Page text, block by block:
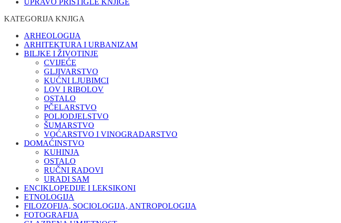
UPRAVO PRISTIGLE KNJIGE
KATEGORIJA KNJIGA
ARHEOLOGIJA
ARHITEKTURA I URBANIZAM
BILJKE I ŽIVOTINJE
CVIJEĆE
GLJIVARSTVO
KUĆNI LJUBIMCI
LOV I RIBOLOV
OSTALO
PČELARSTVO
POLJODJELSTVO
ŠUMARSTVO
VOĆARSTVO I VINOGRADARSTVO
DOMAĆINSTVO
KUHINJA
OSTALO
RUČNI RADOVI
URADI SAM
ENCIKLOPEDIJE I LEKSIKONI
ETNOLOGIJA
FILOZOFIJA, SOCIOLOGIJA, ANTROPOLOGIJA
FOTOGRAFIJA